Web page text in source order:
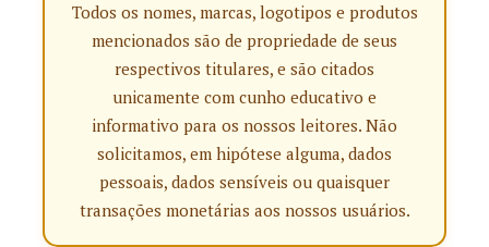
Todos os nomes, marcas, logotipos e produtos
mencionados são de propriedade de seus
respectivos titulares, e são citados
unicamente com cunho educativo e
informativo para os nossos leitores. Não
solicitamos, em hipótese alguma, dados
pessoais, dados sensíveis ou quaisquer
transações monetárias aos nossos usuários.